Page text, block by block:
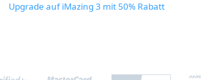
Upgrade auf iMazing 3 mit 50% Rabatt